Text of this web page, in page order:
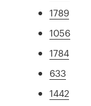
1789
1056
1784
633
1442